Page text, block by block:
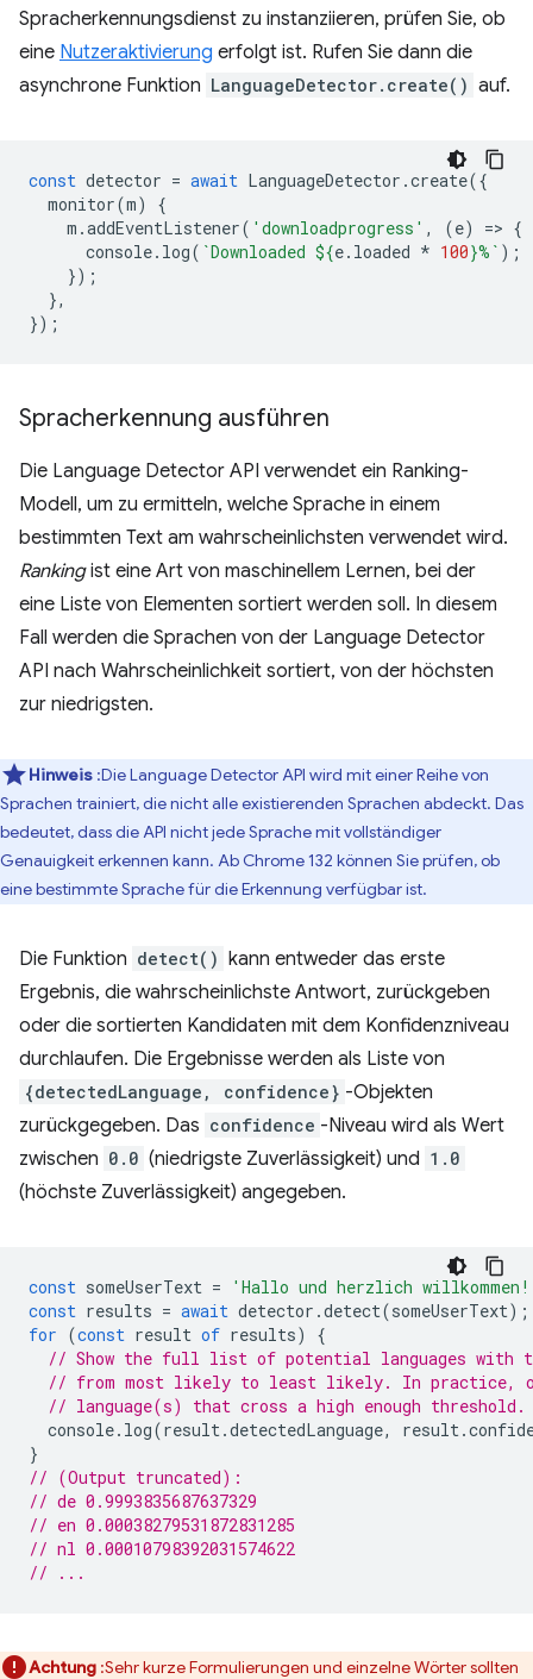
Spracherkennungsdienst zu instanziieren, prüfen Sie, ob
eine Nutzeraktivierung erfolgt ist. Rufen Sie dann die
asynchrone Funktion LanguageDetector.create() auf.
const detector = await LanguageDetector .create({
monitor(m)
{
m .addEventListener( 'downloadprogress' , (e) => {
console. log( `Downloaded ${e. loaded * 100}%` );
});
},
});
Spracherkennung ausführen
Die Language Detector API verwendet ein Ranking-
Modell, um zu ermitteln, welche Sprache in einem
bestimmten Text am wahrscheinlichsten verwendet wird.
Rankingist eine Art von maschinellem Lernen, bei der
eine Liste von Elementen sortiert werden soll. In diesem
Fall werden die Sprachen von der Language Detector
API nach Wahrscheinlichkeit sortiert, von der höchsten
zur niedrigsten.
Hinweis :Die Language Detector API wird mit einer Reihe von
Sprachen trainiert, die nicht alle existierenden Sprachen abdeckt. Das
bedeutet, dass die API nicht jede Sprache mit vollständiger
Genauigkeit erkennen kann. Ab Chrome 132 können Sie prüfen, ob
eine bestimmte Sprache für die Erkennung verfügbar ist.
Die Funktion detect() kann entweder das erste
Ergebnis, die wahrscheinlichste Antwort, zurückgeben
oder die sortierten Kandidaten mit dem Konfidenzniveau
durchlaufen. Die Ergebnisse werden als Liste von
{detectedLanguage, confidence} -Objekten
zurückgegeben. Das confidence -Niveau wird als Wert
zwischen 0.0 (niedrigste Zuverlässigkeit) und 1.0
(höchste Zuverlässigkeit) angegeben.
const someUserText =
'Hallo und herzlich
const results = await detector .detect(someUserText);
for (const result of results)
{
// Show the full list of potential languages with
// from most likely to least likely. In practice,
// language(s) that cross a high enough threshold.
console. log(result.detectedLanguage, result.
}
// (Output truncated):
// de 0.9993835687637329
// en 0.00038279531872831285
// nl 0.00010798392031574622
// ...
Achtung :Sehr kurze Formulierungen und einzelne Wörter sollten